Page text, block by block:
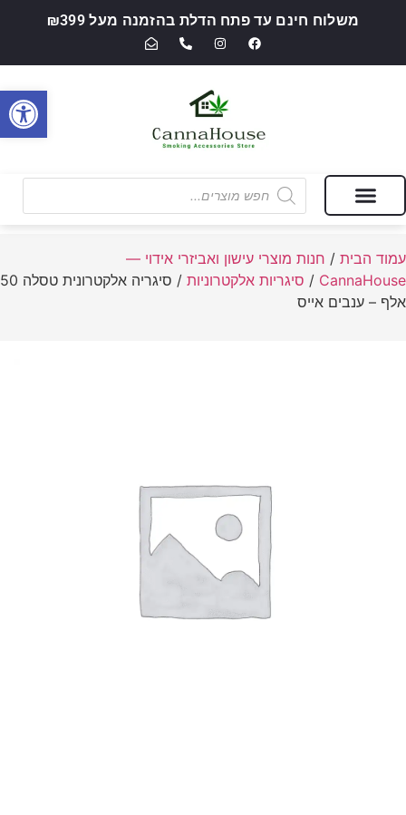
משלוח חינם עד פתח הדלת בהזמנה מעל ₪399
עמוד הבית / חנות מוצרי עישון ואביזרי אידוי —
CannaHouse
/ סיגריות אלקטרוניות
/ סיגריה אלקטרונית טסלה 50
אלף – ענבים אייס
פתח